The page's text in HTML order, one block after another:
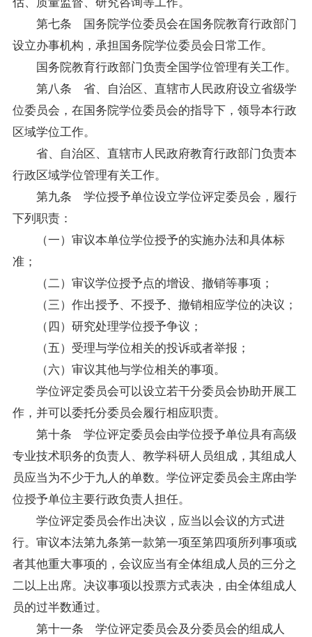
第七条 国务院学位委员会在国务院教育行政部门
设立办事机构，承担国务院学位委员会日常工作。
国务院教育行政部门负责全国学位管理有关工作。
第八条 省、自治区、直辖市人民政府设立省级学
位委员会，在国务院学位委员会的指导下，领导本行政
区域学位工作。
省、自治区、直辖市人民政府教育行政部门负责本
行政区域学位管理有关工作。
第九条 学位授予单位设立学位评定委员会，履行
下列职责：
（一）审议本单位学位授予的实施办法和具体标
准；
（二）审议学位授予点的增设、撤销等事项；
（三）作出授予、不授予、撤销相应学位的决议；
（四）研究处理学位授予争议；
（五）受理与学位相关的投诉或者举报；
（六）审议其他与学位相关的事项。
学位评定委员会可以设立若干分委员会协助开展工
作，并可以委托分委员会履行相应职责。
第十条 学位评定委员会由学位授予单位具有高级
专业技术职务的负责人、教学科研人员组成，其组成人
员应当为不少于九人的单数。学位评定委员会主席由学
位授予单位主要行政负责人担任。
学位评定委员会作出决议，应当以会议的方式进
行。审议本法第九条第一款第一项至第四项所列事项或
者其他重大事项的，会议应当有全体组成人员的三分之
二以上出席。决议事项以投票方式表决，由全体组成人
员的过半数通过。
第十一条 学位评定委员会及分委员会的组成人